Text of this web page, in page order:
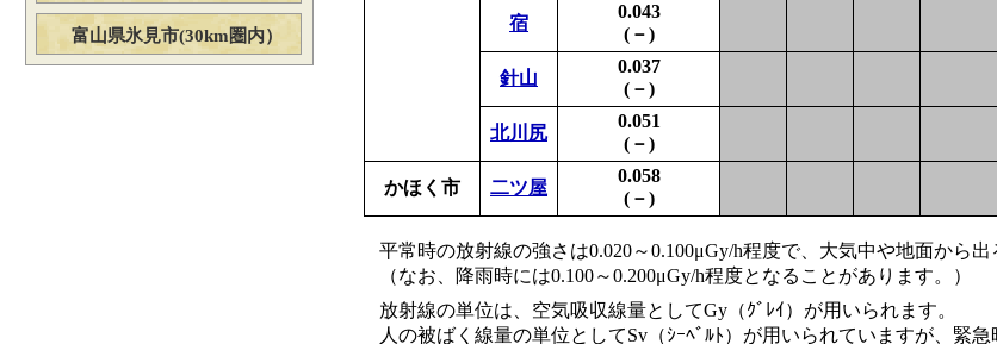
富山県氷見市(30km圏内）
宿
0.043
(－)
針山
0.037
(－)
北川尻
0.051
(－)
かほく市 二ツ屋
0.058
(－)
平常時の放射線の強さは0.020～0.100μGy/h程度で、大気中や地面から出
（なお、降雨時には0.100～0.200μGy/h程度となることがあります。）
放射線の単位は、空気吸収線量としてGy（ｸﾞﾚｲ）が用いられます。
人の被ばく線量の単位としてSv（ｼｰﾍﾞﾙﾄ）が用いられていますが、緊